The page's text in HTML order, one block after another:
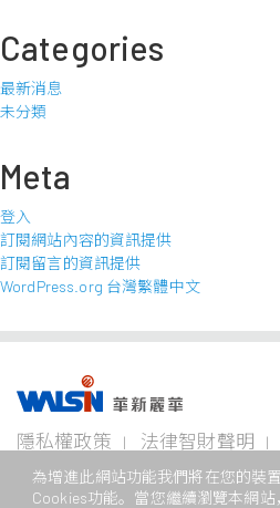
Categories
最新消息
未分類
Meta
登入
訂閱網站內容的資訊提供
訂閱留言的資訊提供
WordPress.org 台灣繁體中文
事業版圖
電線
電纜
不銹鋼事
業
資源
事業
者
欄
隱私權政策 法律智財聲明
聯絡我們
© 2026 華新麗華股份
本網站支援Edge、Firefox、Safari及Chrome瀏覽
為增進此網站功能我們將在您的裝
Cookies功能。當您繼續瀏覽本網站